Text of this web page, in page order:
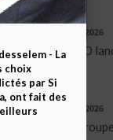
04.08.2026
OPPO
29.07.2026
Le
- La
choix
par Si
ont fait des